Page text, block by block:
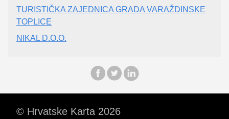
TURISTIČKA ZAJEDNICA GRADA VARAŽDINSKE
TOPLICE
NIKAL D.O.O.
© Hrvatske Karta 2026